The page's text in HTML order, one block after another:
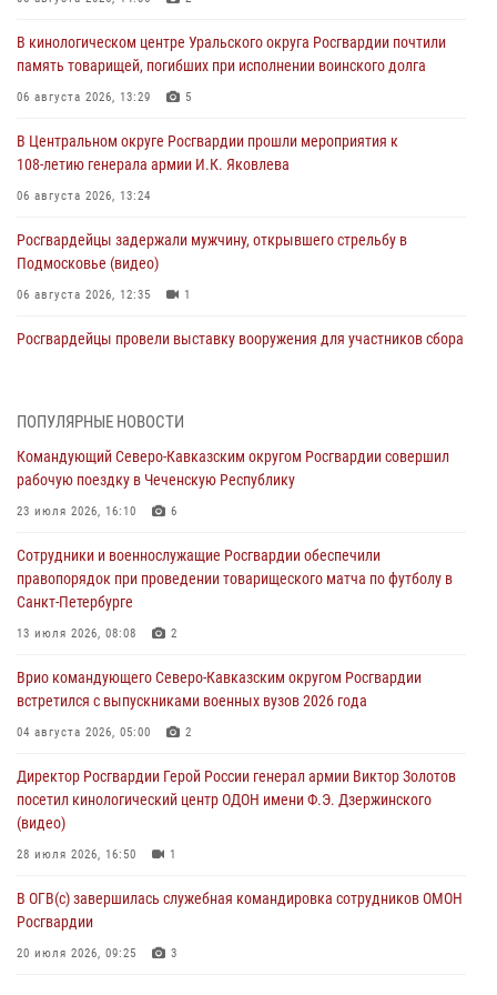
В кинологическом центре Уральского округа Росгвардии почтили
память товарищей, погибших при исполнении воинского долга
06 августа 2026, 13:29 5
В Центральном округе Росгвардии прошли мероприятия к
108‑летию генерала армии И.К. Яковлева
06 августа 2026, 13:24
Росгвардейцы задержали мужчину, открывшего стрельбу в
Подмосковье (видео)
06 августа 2026, 12:35 1
Росгвардейцы провели выставку вооружения для участников сбора
второй годовщине вторжения ВСУ на территорию области
06 августа 2026, 11:56
угрожавшего подростку травматическим пистолетом
06 августа 2026, 11:33 1
В Зауралье при содействии СОБР Росгвардии ликвидирована
06 августа 2026, 11:27
В Москве росгвардейцы задержали троих мужчин, устроивших
06 августа 2026, 11:20 1
ПОПУЛЯРНЫЕ НОВОСТИ
Командующий Северо-Кавказским округом Росгвардии совершил
рабочую поездку в Чеченскую Республику
23 июля 2026, 16:10 6
Сотрудники и военнослужащие Росгвардии обеспечили
правопорядок при проведении товарищеского матча по футболу в
Санкт-Петербурге
13 июля 2026, 08:08 2
Врио командующего Северо-Кавказским округом Росгвардии
встретился с выпускниками военных вузов 2026 года
04 августа 2026, 05:00 2
Директор Росгвардии Герой России генерал армии Виктор Золотов
посетил кинологический центр ОДОН имени Ф.Э. Дзержинского
(видео)
28 июля 2026, 16:50 1
В ОГВ(с) завершилась служебная командировка сотрудников ОМОН
Росгвардии
20 июля 2026, 09:25 3